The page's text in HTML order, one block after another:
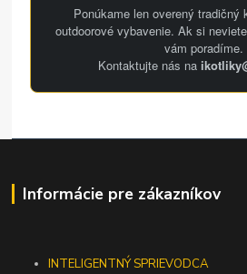
Ponúkame len overený tradičný
outdoorové vybavenie. Ak si
vám poradíme.
Kontaktujte nás na
Informácie pre zákazníkov
INTELIGENTNÝ SPRIEVODCA